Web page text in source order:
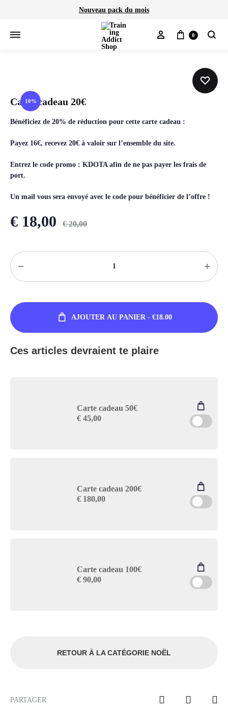
Nouveau pack du mois
Mon compte
Panier
0
10%
Carte cadeau 20€
Bénéficiez de 20% de réduction pour cette carte cadeau :
Payez 16€, recevez 20€ à valoir sur l’ensemble du site.
Entrez le code promo : KDOTA afin de ne pas payer les frais de
port.
Un mail vous sera envoyé avec le code pour bénéficier de l’offre !
€ 18,00 €20,00
Quantité
AJOUTER AU PANIER - €18.00
Ces articles devraient te plaire
Carte cadeau 50€
€ 45,00
Carte cadeau 200€
€ 180,00
Carte cadeau 100€
€ 90,00
RETOUR À LA CATÉGORIE NOËL
PARTAGER